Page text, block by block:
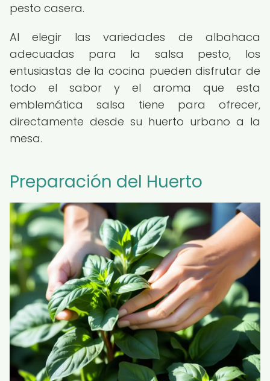
pesto casera.
Al elegir las variedades de albahaca
adecuadas para la salsa pesto, los
entusiastas de la cocina pueden disfrutar de
todo el sabor y el aroma que esta
emblemática salsa tiene para ofrecer,
directamente desde su huerto urbano a la
mesa.
Preparación del Huerto